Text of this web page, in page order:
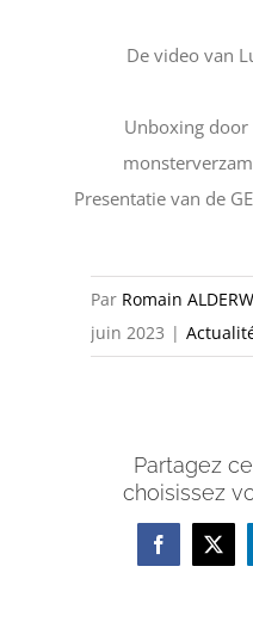
De video van
Unboxing door
Presentatie van de
Par Romain
juin 2023 |
Partagez
choisissez
Facebook
X